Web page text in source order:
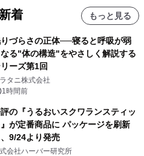
着 もっと見る
づらさの正体──寝ると呼吸が弱
なる"体の構造"をやさしく解説する
ーズ第1回
ラタニ株式会社
1時間前
の『うるおいスクワランスティッ
が定番商品に パッケージを刷新
、9/24より発売
会社ハーバー研究所